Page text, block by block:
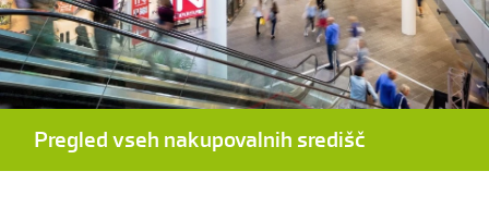
Pregled vseh nakupovalnih središč